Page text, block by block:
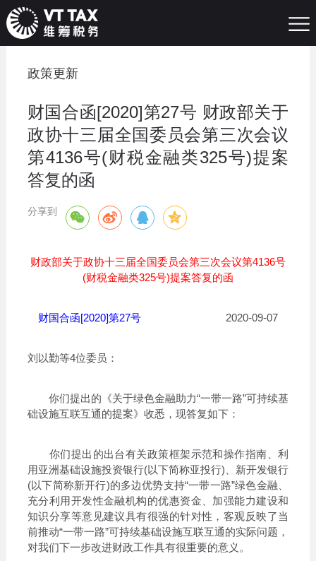
政策更新
财国合函[2020]第27号 财政部关于
政协十三届全国委员会第三次会议
第4136号(财税金融类325号)提案
答复的函
分享到
财政部关于政协十三届全国委员会第三次会议第4136号
(财税金融类325号)提案答复的函
财国合函[2020]第27号 2020-09-07
刘以勤等4位委员：
你们提出的《关于绿色金融助力“一带一路”可持续基
础设施互联互通的提案》收悉，现答复如下：
你们提出的出台有关政策框架示范和操作指南、利
用亚洲基础设施投资银行(以下简称亚投行)、新开发银行
(以下简称新开行)的多边优势支持“一带一路”绿色金融、
充分利用开发性金融机构的优惠资金、加强能力建设和
知识分享等意见建议具有很强的针对性，客观反映了当
前推动“一带一路”可持续基础设施互联互通的实际问题，
对我们下一步改进财政工作具有很重要的意义。